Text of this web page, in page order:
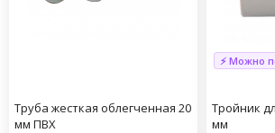
Труба жесткая облегченная 20
мм ПВХ
⚡ Можно
Тройник
мм